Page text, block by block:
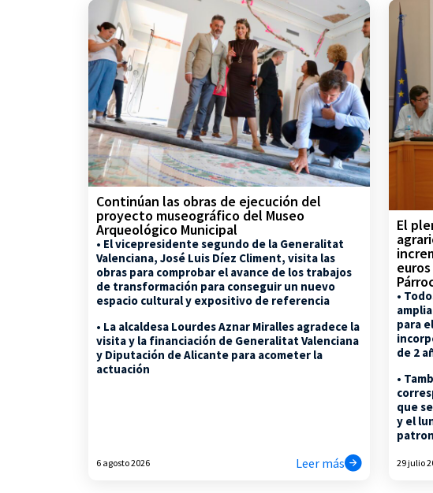
Continúan las obras de ejecución del
proyecto museográfico del Museo
Arqueológico Municipal
• El vicepresidente segundo de la Generalitat
Valenciana, José Luis Díez Climent, visita las
obras para comprobar el avance de los trabajos
de transformación para conseguir un nuevo
espacio cultural y expositivo de referencia
• La alcaldesa Lourdes Aznar Miralles agradece la
visita y la financiación de Generalitat Valenciana
y Diputación de Alicante para acometer la
actuación
6 agosto 2026 Leer más
El
•
para
de 2
•
que
y el
29 julio